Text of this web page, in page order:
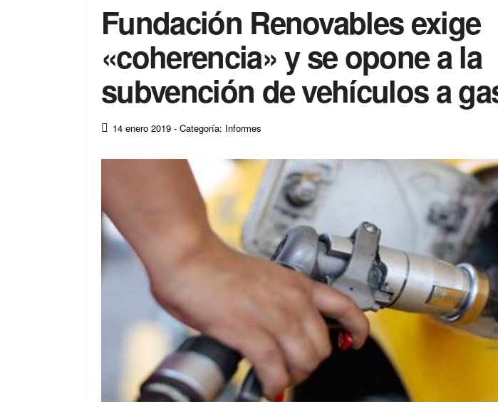
Fundación Renovables exige
«coherencia» y se opone a la
subvención de vehículos a
14 enero 2019 - Categoría: Informes